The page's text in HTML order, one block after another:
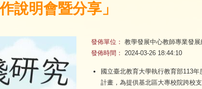
說明會暨分享」
發佈單位： 教學發展中心教師專業發展
發佈時間： 2024-03-26 18:44:10
國立臺北教育大學執行教育部113
計畫，為提供基北區大專校院跨校